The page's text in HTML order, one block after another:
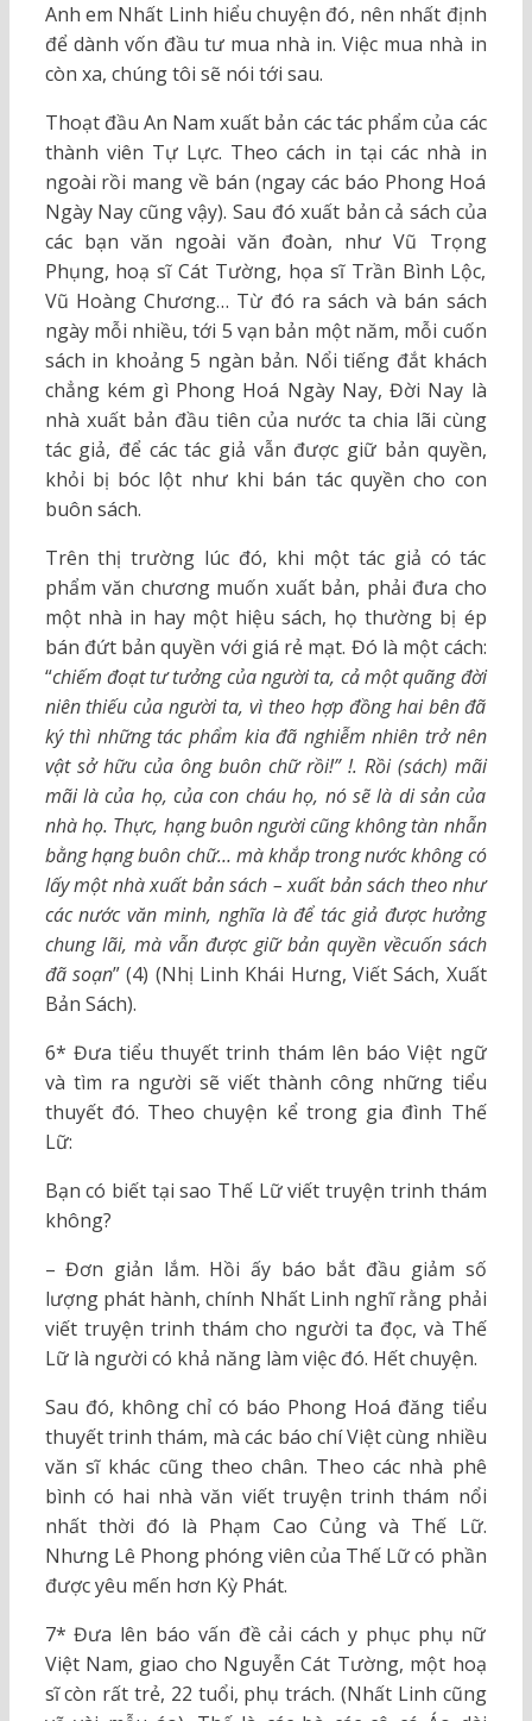
Anh em Nhất Linh hiểu chuyện đó, nên nhất định
để dành vốn đầu tư mua nhà in. Việc mua nhà in
còn xa, chúng tôi sẽ nói tới sau.
Thoạt đầu An Nam xuất bản các tác phẩm của các
thành viên Tự Lực. Theo cách in tại các nhà in
ngoài rồi mang về bán (ngay các báo Phong Hoá
Ngày Nay cũng vậy). Sau đó xuất bản cả sách của
các bạn văn ngoài văn đoàn, như Vũ Trọng
Phụng, hoạ sĩ Cát Tường, họa sĩ Trần Bình Lộc,
Vũ Hoàng Chương… Từ đó ra sách và bán sách
ngày mỗi nhiều, tới 5 vạn bản một năm, mỗi cuốn
sách in khoảng 5 ngàn bản. Nổi tiếng đắt khách
chẳng kém gì Phong Hoá Ngày Nay, Đời Nay là
nhà xuất bản đầu tiên của nước ta chia lãi cùng
tác giả, để các tác giả vẫn được giữ bản quyền,
khỏi bị bóc lột như khi bán tác quyền cho con
buôn sách.
Trên thị trường lúc đó, khi một tác giả có tác
phẩm văn chương muốn xuất bản, phải đưa cho
một nhà in hay một hiệu sách, họ thường bị ép
bán đứt bản quyền với giá rẻ mạt. Đó là một cách:
“chiếm đoạt tư tưởng của người ta, cả một quãng đời
niên thiếu của người ta, vì theo hợp đồng hai bên đã
ký thì những tác phẩm kia đã nghiễm nhiên trở nên
vật sở hữu của ông buôn chữrồi!” !. Rồi (sách) mãi
mãi là của họ, của con cháu họ, nó sẽ là di sản của
nhà họ. Thực, hạng buôn người cũng không tàn nhẫn
bằng hạng buôn chữ… mà khắp trong nước không có
lấy một nhà xuất bản sách – xuất bản sách theo như
các nước văn minh, nghĩa là để tác giả được hưởng
chung lãi, mà vẫn được giữ bản quyền vềcuốn sách
đã soạn” (4) (Nhị Linh Khái Hưng, Viết Sách, Xuất
Bản Sách).
6* Đưa tiểu thuyết trinh thám lên báo Việt ngữ
và tìm ra người sẽ viết thành công những tiểu
thuyết đó. Theo chuyện kể trong gia đình Thế
Lữ:
Bạn có biết tại sao Thế Lữ viết truyện trinh thám
không?
– Đơn giản lắm. Hồi ấy báo bắt đầu giảm số
lượng phát hành, chính Nhất Linh nghĩ rằng phải
viết truyện trinh thám cho người ta đọc, và Thế
Lữ là người có khả năng làm việc đó. Hết chuyện.
Sau đó, không chỉ có báo Phong Hoá đăng tiểu
thuyết trinh thám, mà các báo chí Việt cùng nhiều
văn sĩ khác cũng theo chân. Theo các nhà phê
bình có hai nhà văn viết truyện trinh thám nổi
nhất thời đó là Phạm Cao Củng và Thế Lữ.
Nhưng Lê Phong phóng viên của Thế Lữ có phần
được yêu mến hơn Kỳ Phát.
7* Đưa lên báo vấn đề cải cách y phục phụ nữ
Việt Nam, giao cho Nguyễn Cát Tường, một hoạ
sĩ còn rất trẻ, 22 tuổi, phụ trách. (Nhất Linh cũng